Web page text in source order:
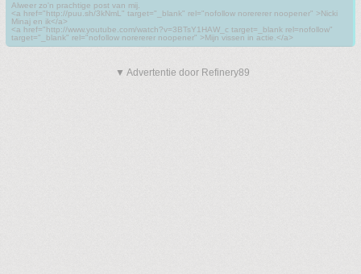
Alweer zo'n prachtige post van mij.
<a href="http://puu.sh/3kNmL" target="_blank" rel="nofollow norererer noopener" >Nicki
Minaj en ik</a>
<a href="http://www.youtube.com/watch?v=3BTsY1HAW_c target=_blank rel=nofollow"
target="_blank" rel="nofollow norererer noopener" >Mijn vissen in actie.</a>
▼ Advertentie door Refinery89